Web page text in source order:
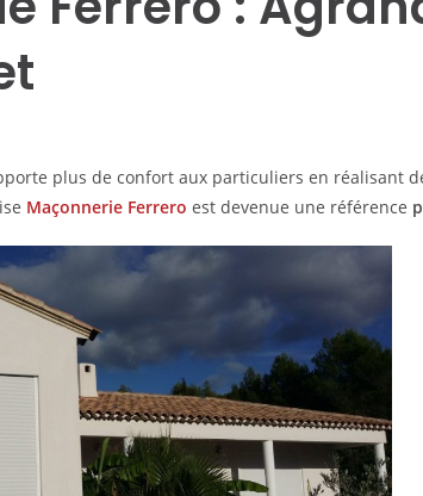
plus de confort aux particuliers en réalisant
Maçonnerie Ferrero est devenue une référence